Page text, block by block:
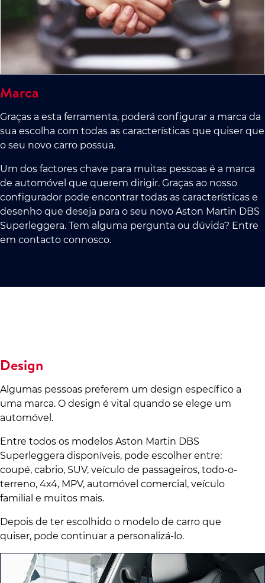
Marca
Graças a esta ferramenta, poderá configurar a marca da
sua escolha com todas as características que quiser que
o seu novo carro possua.
Um dos factores chave para muitas pessoas é a marca
de automóvel que querem dirigir. Graças ao nosso
configurador pode encontrar todas as características e
desenho que deseja para o seu novo Aston Martin DBS
Superleggera. Tem alguma pergunta ou dúvida? Entre
em contacto connosco.
Design
Algumas pessoas preferem um design específico a
uma marca. O design é vital quando se elege um
automóvel.
Entre todos os modelos Aston Martin DBS
Superleggera disponíveis, pode escolher entre:
coupé, cabrio, SUV, veículo de passageiros, todo-o-
terreno, 4x4, MPV, automóvel comercial, veículo
familial e muitos mais.
Depois de ter escolhido o modelo de carro que
quiser, pode continuar a personalizá-lo.